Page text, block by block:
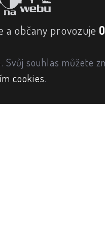
a občany provozuje
Svůj souhlas můžete
cookies.